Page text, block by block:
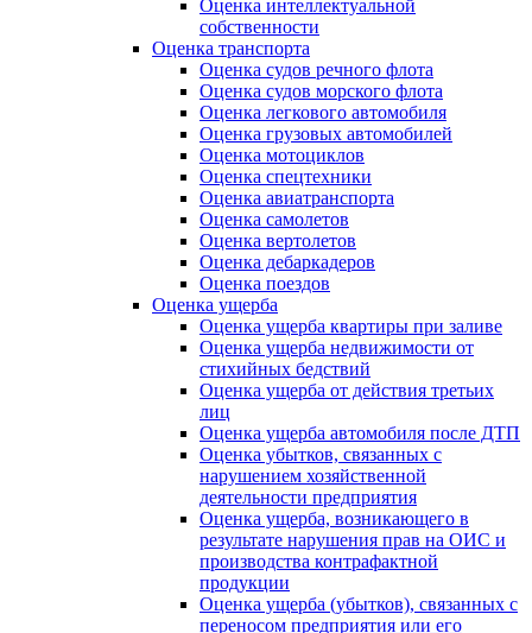
Оценка интеллектуальной
собственности
Оценка транспорта
Оценка судов речного флота
Оценка судов морского флота
Оценка легкового автомобиля
Оценка грузовых автомобилей
Оценка мотоциклов
Оценка спецтехники
Оценка авиатранспорта
Оценка самолетов
Оценка вертолетов
Оценка дебаркадеров
Оценка поездов
Оценка ущерба
Оценка ущерба квартиры при заливе
Оценка ущерба недвижимости от
стихийных бедствий
Оценка ущерба от действия третьих
лиц
Оценка ущерба автомобиля после ДТП
Оценка убытков, связанных с
нарушением хозяйственной
деятельности предприятия
Оценка ущерба, возникающего в
результате нарушения прав на ОИС и
производства контрафактной
продукции
Оценка ущерба (убытков), связанных с
переносом предприятия или его